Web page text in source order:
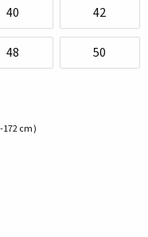
40 42
48 50
172 cm)